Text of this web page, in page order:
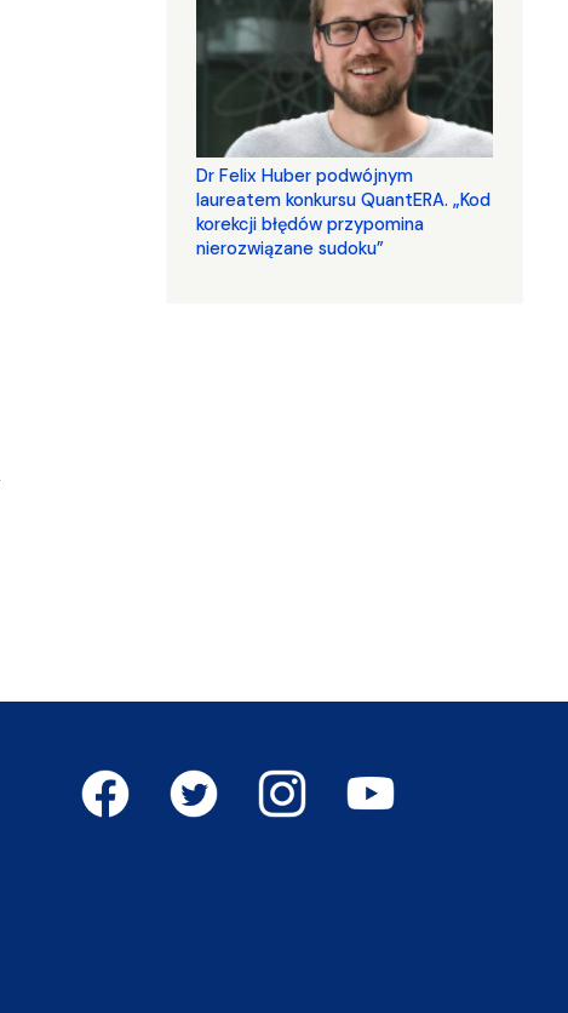
Dr Felix Huber podwójnym
laureatem konkursu QuantERA. „Kod
korekcji błędów przypomina
nierozwiązane sudoku”